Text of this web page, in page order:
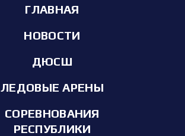
ГЛАВНАЯ
НОВОСТИ
ДЮСШ
ЛЕДОВЫЕ АРЕНЫ
СОРЕВНОВАНИЯ
РЕСПУБЛИКИ